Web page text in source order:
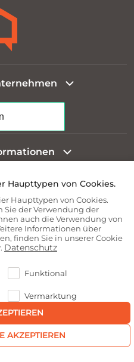
Kunden
Haupttypen von Cookies.
Haupttypen von Cookies.
Sie der Verwendung der
auch die Verwendung von
Informationen über
finden Sie in unserer Cookie
Datenschutz
Funktional
Vermarktung
AKZEPTIEREN